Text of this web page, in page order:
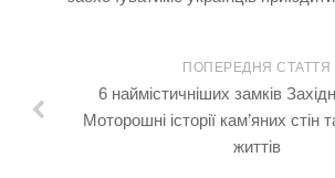
ПОПЕРЕДНЯ СТАТТЯ
6 наймістичніших замків
Моторошні історії кам’яних стін
життів